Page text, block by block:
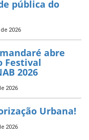
Selo
pelo
e
no apoio ao
2026